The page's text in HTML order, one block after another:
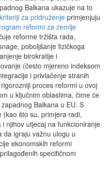
Balkana ukazuje na to
za pridruženjeprimjenjuju
reformi za zemlje
reforme tržišta rada,
poboljšanje fizičkoga
birokratije i
(često mjereno indeksom
i privlačenje stranih
proces reformi u ovoj
u ključnim oblastima, čime će
Balkana u EU. S
što su, primjera radi,
njihov utjecaj na funkcioniranje
igraju važnu ulogu u
ekonomskih reformi
specifičnom